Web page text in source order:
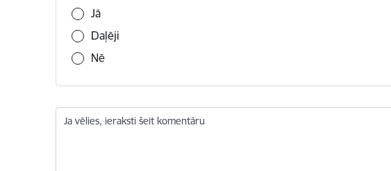
Jā
Daļēji
Nē
Ja vēlies, ieraksti šeit komentāru